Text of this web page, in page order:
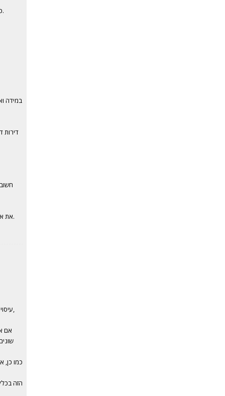
כל מה שתצטרכו לעשות זה לבחור מבין המגוון את מי שהכי מוצאת חן בעיניכם.
במידה
דירות
את אותה מעסה מומחה או לדבר עם אותה נערת ליווי ישירות במידה והיא עצמאית.
עיסוי שוודי דיקור יבש ועוד העיסויים שתקבל בקליניקה של משה מורנו הן אותנטיות,
אם
כמו כן,
הזה